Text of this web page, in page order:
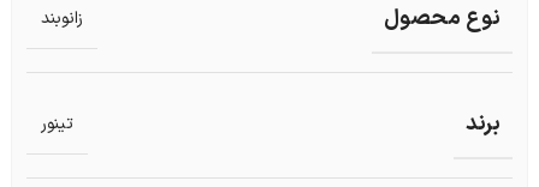
نوع محصول زانوبند
برند تینور